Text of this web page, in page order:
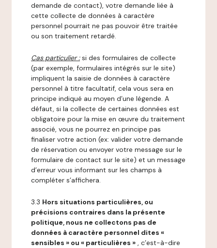
demande de contact), votre demande liée à
cette collecte de données à caractère
personnel pourrait ne pas pouvoir être traitée
ou son traitement retardé.
Cas particulier : si des formulaires de collecte
(par exemple, formulaires intégrés sur le site)
impliquent la saisie de données à caractère
personnel à titre facultatif, cela vous sera en
principe indiqué au moyen d’une légende. A
défaut, si la collecte de certaines données est
obligatoire pour la mise en œuvre du traitement
associé, vous ne pourrez en principe pas
finaliser votre action (ex: valider votre demande
de réservation ou envoyer votre message sur le
formulaire de contact sur le site) et un message
d’erreur vous informant sur les champs à
compléter s’affichera.
3.3 Hors situations particulières, ou
précisions contraires dans la présente
politique, nous ne collectons pas de
données à caractère personnel dites «
sensibles » ou « particulières » , c’est-à-dire